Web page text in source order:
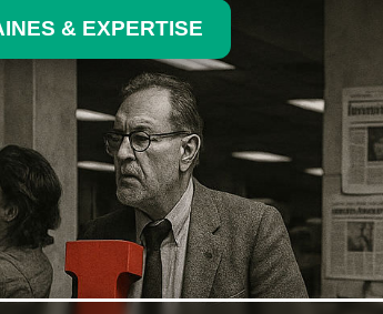
& EXPERTISE